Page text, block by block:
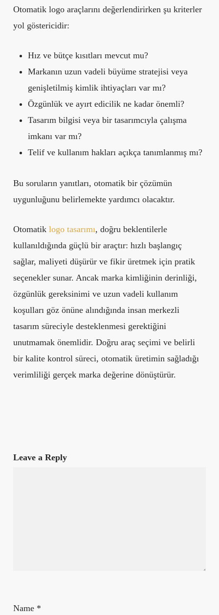
Otomatik logo araçlarını değerlendirirken şu kriterler
yol göstericidir:
Hız ve bütçe kısıtları mevcut mu?
Markanın uzun vadeli büyüme stratejisi veya
genişletilmiş kimlik ihtiyaçları var mı?
Özgünlük ve ayırt edicilik ne kadar önemli?
Tasarım bilgisi veya bir tasarımcıyla çalışma
imkanı var mı?
Telif ve kullanım hakları açıkça tanımlanmış mı?
Bu soruların yanıtları, otomatik bir çözümün
uygunluğunu belirlemekte yardımcı olacaktır.
Otomatik logo tasarımı, doğru beklentilerle
kullanıldığında güçlü bir araçtır: hızlı başlangıç
sağlar, maliyeti düşürür ve fikir üretmek için pratik
seçenekler sunar. Ancak marka kimliğinin derinliği,
özgünlük gereksinimi ve uzun vadeli kullanım
koşulları göz önüne alındığında insan merkezli
tasarım süreciyle desteklenmesi gerektiğini
unutmamak önemlidir. Doğru araç seçimi ve belirli
bir kalite kontrol süreci, otomatik üretimin sağladığı
verimliliği gerçek marka değerine dönüştürür.
Leave a Reply
Name *